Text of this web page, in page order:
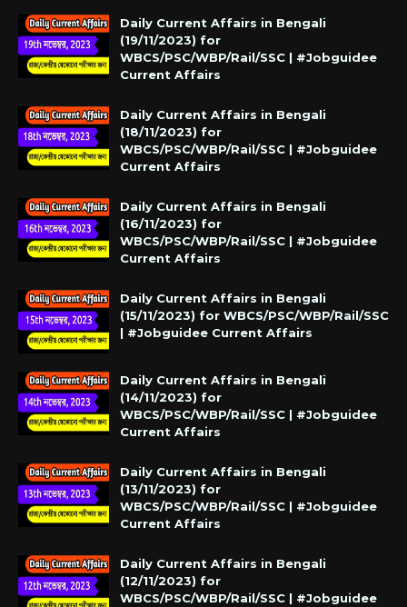
Daily Current Affairs in Bengali
(19/11/2023) for
WBCS/PSC/WBP/Rail/SSC | #Jobguidee
Current Affairs
Daily Current Affairs in Bengali
(18/11/2023) for
WBCS/PSC/WBP/Rail/SSC | #Jobguidee
Current Affairs
Daily Current Affairs in Bengali
(16/11/2023) for
WBCS/PSC/WBP/Rail/SSC | #Jobguidee
Current Affairs
Daily Current Affairs in Bengali
(15/11/2023) for WBCS/PSC/WBP/Rail/SSC
| #Jobguidee Current Affairs
Daily Current Affairs in Bengali
(14/11/2023) for
WBCS/PSC/WBP/Rail/SSC | #Jobguidee
Current Affairs
Daily Current Affairs in Bengali
(13/11/2023) for
WBCS/PSC/WBP/Rail/SSC | #Jobguidee
Current Affairs
Daily Current Affairs in Bengali
(12/11/2023) for
WBCS/PSC/WBP/Rail/SSC | #Jobguidee